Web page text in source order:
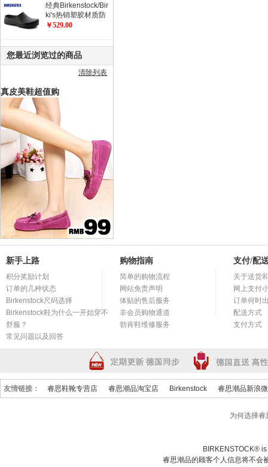
经典Birkenstock/Bir
ki's热销塑胶材质防
滑工作鞋 职业鞋 厨
￥529.00
您最近浏览过的商品
清除列表
真皮美鞋超值购
新手上路
积分奖励计划
订单的几种状态
Birkenstock尺码选择
Birkenstock鞋为什么一开始穿不
舒服？
常见问题以及回答
购物指南
简单的购物流程
网站免责声明
体贴的售后服务
非会员购物通道
勃肯鞋维修服务
支付/配
关于送货
网上支付
订单何时
配送方式
支付方式
友情链接： 睿思鞋靴专营店 睿思潮品淘宝店 Birkenstock 睿思潮品新浪
为何选择睿
BIRKENSTOCK®
睿思潮品的顾客个人信息将不会